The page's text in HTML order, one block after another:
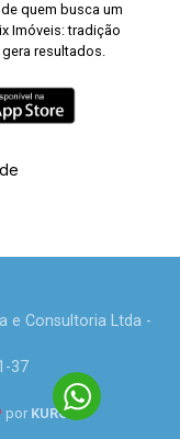
quem busca um
Imóveis: tradição
resultados.
e Consultoria Ltda -
37
por KUROLE